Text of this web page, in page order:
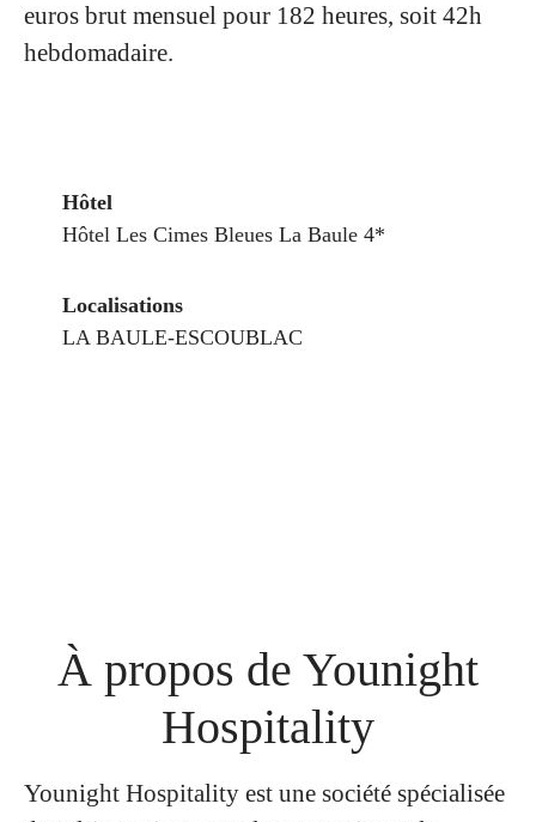
euros brut mensuel pour 182 heures, soit 42h
hebdomadaire.
Hôtel
Hôtel Les Cimes Bleues La Baule 4*
Localisations
LA BAULE-ESCOUBLAC
À propos de Younight
Hospitality
Younight Hospitality est une société spécialisée